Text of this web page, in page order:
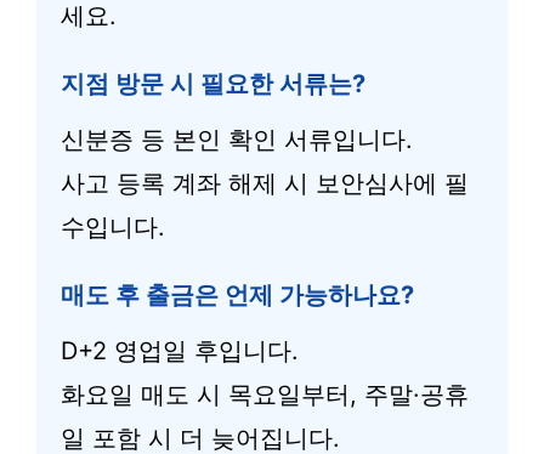
세요.
지점 방문 시 필요한 서류는?
신분증 등 본인 확인 서류입니다.
사고 등록 계좌 해제 시 보안심사에 필
수입니다.
매도 후 출금은 언제 가능하나요?
D+2 영업일 후입니다.
화요일 매도 시 목요일부터, 주말·공휴
일 포함 시 더 늦어집니다.